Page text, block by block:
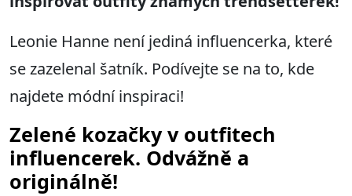
Leonie Hanne není jediná influencerka, které
se zazelenal šatník. Podívejte se na to, kde
najdete módní inspiraci!
Zelené kozačky v outfitech
influencerek. Odvážně a
originálně!